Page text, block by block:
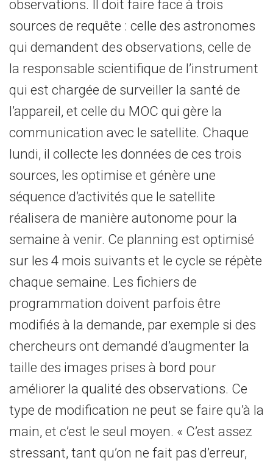
observations. Il doit faire face à trois
sources de requête : celle des astronomes
qui demandent des observations, celle de
la responsable scientifique de l’instrument
qui est chargée de surveiller la santé de
l’appareil, et celle du MOC qui gère la
communication avec le satellite. Chaque
lundi, il collecte les données de ces trois
sources, les optimise et génère une
séquence d’activités que le satellite
réalisera de manière autonome pour la
semaine à venir. Ce planning est optimisé
sur les 4 mois suivants et le cycle se répète
chaque semaine. Les fichiers de
programmation doivent parfois être
modifiés à la demande, par exemple si des
chercheurs ont demandé d’augmenter la
taille des images prises à bord pour
améliorer la qualité des observations. Ce
type de modification ne peut se faire qu’à la
main, et c’est le seul moyen. « C’est assez
stressant, tant qu’on ne fait pas d’erreur,